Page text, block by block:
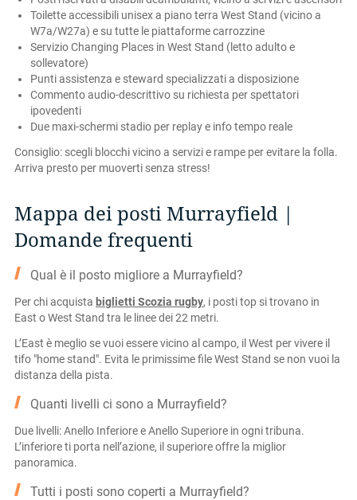
Toilette accessibili unisex a piano terra West Stand (vicino a
W7a/W27a) e su tutte le piattaforme carrozzine
Servizio Changing Places in West Stand (letto adulto e
sollevatore)
Punti assistenza e steward specializzati a disposizione
Commento audio-descrittivo su richiesta per spettatori
ipovedenti
Due maxi-schermi stadio per replay e info tempo reale
Consiglio: scegli blocchi vicino a servizi e rampe per evitare la folla.
Arriva presto per muoverti senza stress!
Mappa dei posti Murrayfield |
Domande frequenti
Qual è il posto migliore a Murrayfield?
Per chi acquista biglietti Scozia rugby, i posti top si trovano in
East o West Stand tra le linee dei 22 metri.
L’East è meglio se vuoi essere vicino al campo, il West per vivere il
tifo "home stand". Evita le primissime file West Stand se non vuoi la
distanza della pista.
Quanti livelli ci sono a Murrayfield?
Due livelli: Anello Inferiore e Anello Superiore in ogni tribuna.
L’inferiore ti porta nell’azione, il superiore offre la miglior
panoramica.
Tutti i posti sono coperti a Murrayfield?